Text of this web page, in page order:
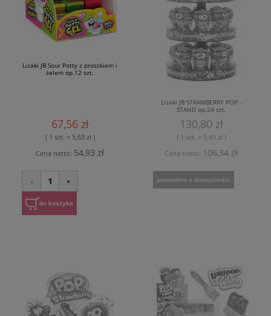
Lizaki JB Sour Potty z proszkiem i
żelem op.12 szt.
67,56 zł
( 1 szt. = 5,63 zł )
Cena netto: 54,93 zł
- 1 +
do koszyka
Lizaki JB STRAWBERRY POP -
STAND op.24 szt.
130,80 zł
( 1 szt. = 5,45 zł )
Cena netto: 106,34 zł
powiadom o dostępności